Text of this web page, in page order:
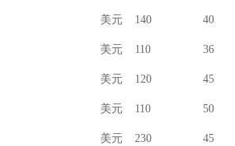
美元 140 40
美元 110 36
美元 120 45
美元 110 50
美元 230 45